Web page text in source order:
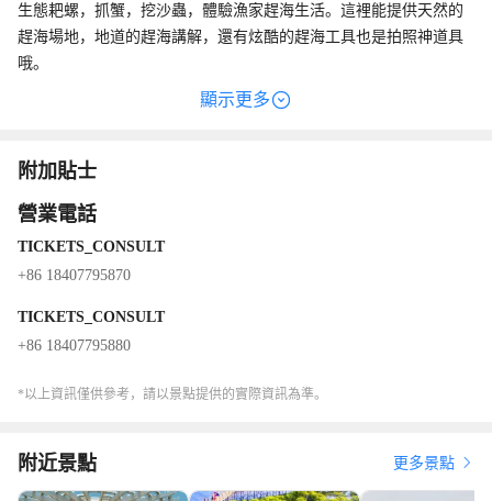
生態耙螺，抓蟹，挖沙蟲，體驗漁家趕海生活。這裡能提供天然的
趕海場地，地道的趕海講解，還有炫酷的趕海工具也是拍照神道具
哦。
顯示更多
附加貼士
營業電話
TICKETS_CONSULT
+86 18407795870
TICKETS_CONSULT
+86 18407795880
*以上資訊僅供參考，請以景點提供的實際資訊為準。
附近景點 更多景點